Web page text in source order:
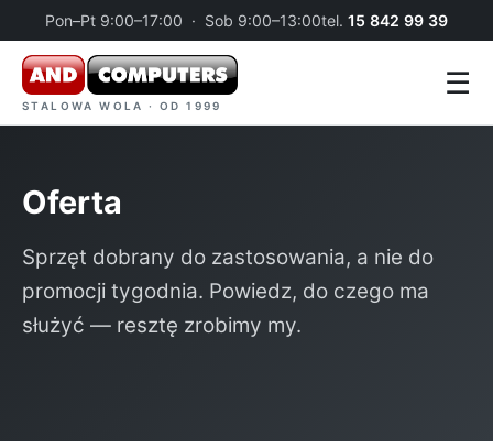
Pon–Pt 9:00–17:00 · Sob 9:00–13:00tel. 15 842 99 39
STALOWA WOLA · OD 1999
☰
Oferta
Sprzęt dobrany do zastosowania, a nie do
promocji tygodnia. Powiedz, do czego ma
służyć — resztę zrobimy my.